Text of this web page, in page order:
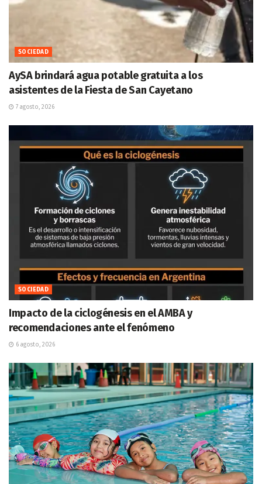
SOCIEDAD
AySA brindará agua potable gratuita a los
asistentes de la Fiesta de San Cayetano
7 agosto, 2026
SOCIEDAD
Impacto de la ciclogénesis en el AMBA y
recomendaciones ante el fenómeno
6 agosto, 2026